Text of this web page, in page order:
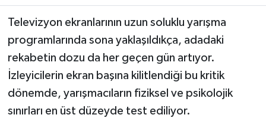
Televizyon ekranlarının uzun soluklu yarışma
programlarında sona yaklaşıldıkça, adadaki
rekabetin dozu da her geçen gün artıyor.
İzleyicilerin ekran başına kilitlendiği bu kritik
dönemde, yarışmacıların fiziksel ve psikolojik
sınırları en üst düzeyde test ediliyor.